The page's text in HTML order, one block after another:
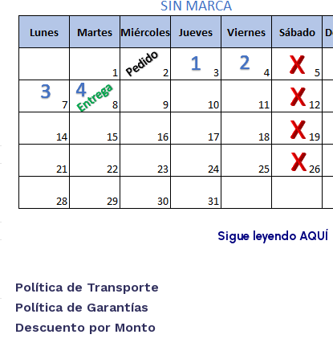
estás buscando.
Sigue leyendo AQUÍ
Política de Transporte
Política de Garantías
Descuento por Monto